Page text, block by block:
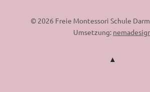
© 2026 Freie Montessori Schule
Umsetzung: